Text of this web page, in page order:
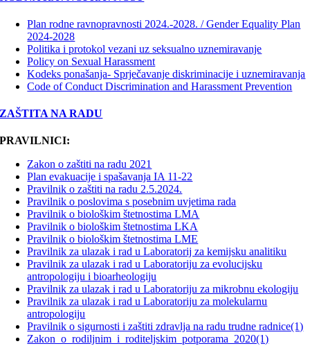
Plan rodne ravnopravnosti 2024.-2028. / Gender Equality Plan
2024-2028
Politika i protokol vezani uz seksualno uznemiravanje
Policy on Sexual Harassment
Kodeks ponašanja- Sprječavanje diskriminacije i uznemiravanja
Code of Conduct Discrimination and Harassment Prevention
ZAŠTITA NA RADU
PRAVILNICI:
Zakon o zaštiti na radu 2021
Plan evakuacije i spašavanja IA 11-22
Pravilnik o zaštiti na radu 2.5.2024.
Pravilnik o poslovima s posebnim uvjetima rada
Pravilnik o biološkim štetnostima LMA
Pravilnik o biološkim štetnostima LKA
Pravilnik o biološkim štetnostima LME
Pravilnik za ulazak i rad u Laboratorij za kemijsku analitiku
Pravilnik za ulazak i rad u Laboratoriju za evolucijsku
antropologiju i bioarheologiju
Pravilnik za ulazak i rad u Laboratoriju za mikrobnu ekologiju
Pravilnik za ulazak i rad u Laboratoriju za molekularnu
antropologiju
Pravilnik o sigurnosti i zaštiti zdravlja na radu trudne radnice(1)
Zakon_o_rodiljnim_i_roditeljskim_potporama_2020(1)